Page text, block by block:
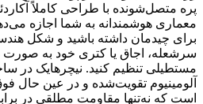
پره متصل‌شونده با طراحی کاملاً
معماری هوشمندانه به شما اجازه
برای چیدمان داشته باشید و شکل
سرشعله، اجاق یا کتری خود به صورت
مستطیلی تنظیم کنید. نیچرهایک در
آلومینیوم تقویت‌شده و در عین حال
است که نه‌تنها مقاومت مطلقی در